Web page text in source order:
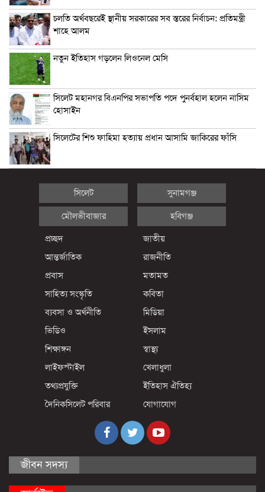
চলতি অর্থবছরেই স্থানীয় সরকারের সব স্তরের নির্বাচন: প্রতিমন্ত্রী
শাহে আলম
নতুন ইতিহাস গড়লেন লিওনেল মেসি
সিলেট মহানগর বিএনপির সভাপতি পদে পুনর্বহাল হলেন নাসিম
হোসাইন
সিলেটের শিশু ফাহিমা হত্যায় প্রধান আসামি জাকিরের ফাঁসি
সিলেট সুনামগঞ্জ
মৌলভীবাজার হবিগঞ্জ
প্রচ্ছদ
জাতীয়
আন্তর্জাতিক
রাজনীতি
প্রবাস
মতামত
সাহিত্য সংস্কৃতি
কবিতা
ব্যবসা ও অর্থনীতি
মিডিয়া
ভিডিও
ইসলাম
শিক্ষাঙ্গন
স্বাস্থ্য
লাইফস্টাইল
খেলাধুলা
তথ্যপ্রযুক্তি
ইতিহাস ঐতিহ্য
দৈনিকসিলেট পরিবার
যোগাযোগ
জীবন সদস্য